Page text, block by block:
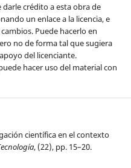
crédito a esta obra de
un enlace a la licencia, e
Puede hacerlo en
no de forma tal que sugiera
del licenciante.
hacer uso del material con
científica en el contexto
, (22), pp. 15–20.